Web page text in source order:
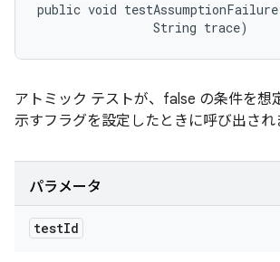
public void
                String trace)
アトミック テストが、false の条件を想
示すフラグを設定したときに呼び出され
パラメータ
testId